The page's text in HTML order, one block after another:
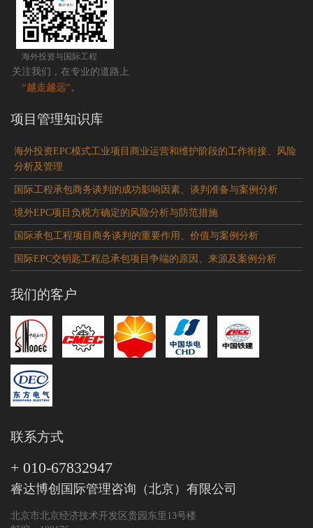
海外投资与国际工程
关注我们，在专业的道路上
“越走越远”。
项目管理知识库
海外投资EPC模式工业项目商业运营和维护阶段的工作衔接、风险
分析及管理
国际工程承包商务谈判的成功影响因素、谈判准备与案例分析
境外EPC项目负税方确定的风险分析与防范措施
国际承包工程项目商务谈判的重要作用、价值与案例分析
国际EPC交钥匙工程总承包项目争端的原因、来源及案例分析
我们的客户
联系方式
+ 010-67832947
睿达博创国际管理咨询（北京）有限公司
北京市北京经济技术开发区贵园东里13号楼